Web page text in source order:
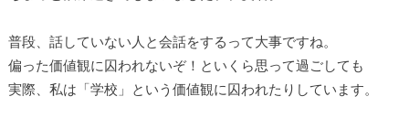
普段、話していない人と会話をするって大事ですね。
偏った価値観に囚われないぞ！といくら思って過ごしても
実際、私は「学校」という価値観に囚われたりしています。